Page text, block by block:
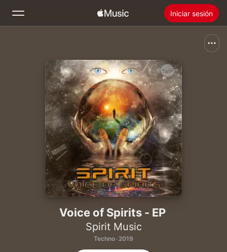
Iniciar sesión
Novedades
Radio
Instalar Apple Music
Voice of Spirits - EP
Spirit Music
Techno · 2019